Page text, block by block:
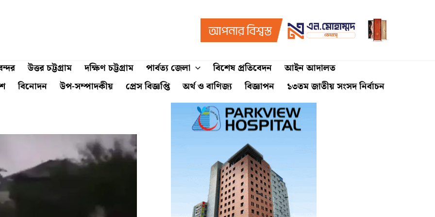
উত্তর চট্টগ্রাম দক্ষিণ চট্টগ্রাম পার্বত্য জেলা বিশেষ প্রতিবেদন
আইন আদালত
বিনোদন উপ-সম্পাদকীয় প্রেস বিজ্ঞপ্তি অর্থ ও বাণিজ্য বিজ্ঞাপন ১৩তম জাতীয় সংসদ নির্বাচন